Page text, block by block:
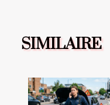
SIMILAIRE